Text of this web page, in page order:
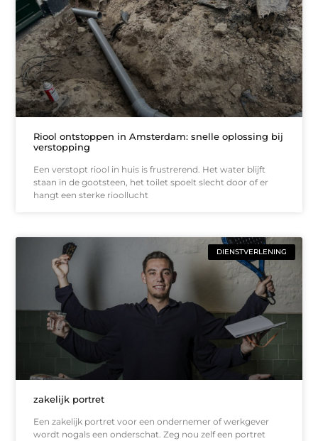
Riool ontstoppen in Amsterdam: snelle oplossing bij
verstopping
Een verstopt riool in huis is frustrerend. Het water blijft
staan in de gootsteen, het toilet spoelt slecht door of er
hangt een sterke rioollucht
DIENSTVERLENING
zakelijk portret
Een zakelijk portret voor een ondernemer of werkgever
wordt nogals een onderschat. Zeg nou zelf een portret